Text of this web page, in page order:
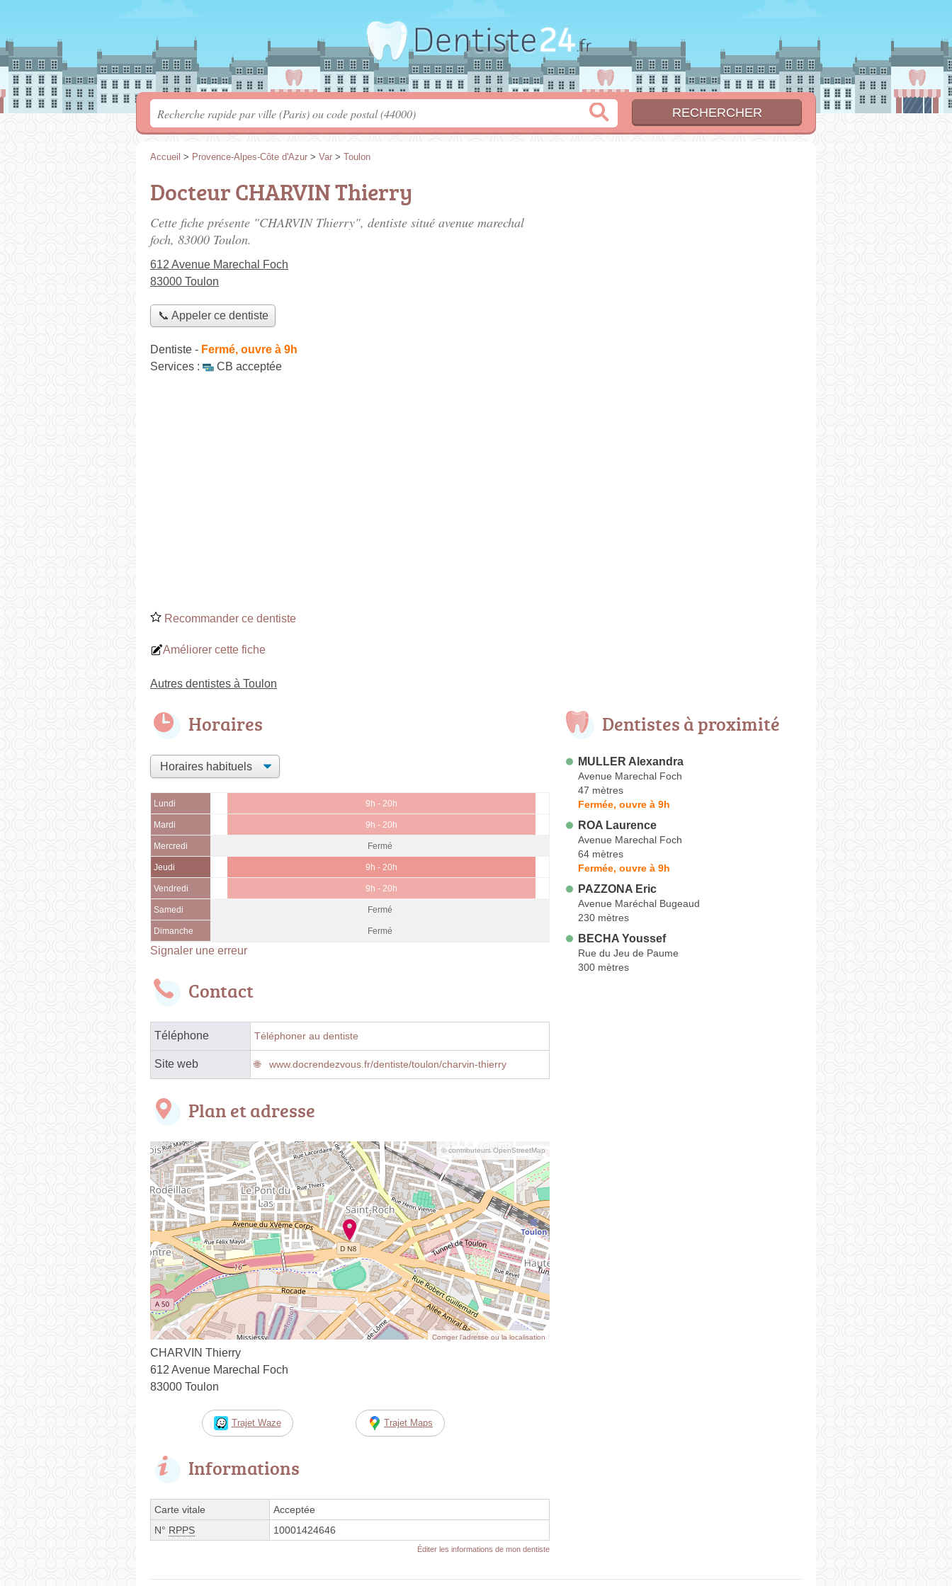
Accueil > Provence-Alpes-Côte d'Azur > Var > Toulon
Docteur CHARVIN Thierry
Cette fiche présente "CHARVIN Thierry", dentiste situé avenue marechal
foch, 83000 Toulon.
612 Avenue Marechal Foch
83000 Toulon
📞 Appeler ce dentiste
Dentiste - Fermé, ouvre à 9h
Services :
CB acceptée
Recommander ce dentiste
Améliorer cette fiche
Autres dentistes à Toulon
Horaires
Lundi 9h - 20h
Mardi 9h - 20h
Mercredi Fermé
Jeudi 9h - 20h
Vendredi 9h - 20h
Samedi Fermé
Dimanche Fermé
Signaler une erreur
Contact
Téléphone Téléphoner au dentiste
Site web www.docrendezvous.fr/dentiste/toulon/charvin-thierry
Plan et adresse
© contributeurs OpenStreetMap
Corriger l’adresse ou la localisation
CHARVIN Thierry
612 Avenue Marechal Foch
83000 Toulon
Trajet Waze Trajet Maps
Informations
Carte vitale
Acceptée
N° RPPS 10001424646
Éditer les informations de mon dentiste
Dentistes à proximité
MULLER Alexandra
Avenue Marechal Foch
47 mètres
Fermée, ouvre à 9h
ROA Laurence
Avenue Marechal Foch
64 mètres
Fermée, ouvre à 9h
PAZZONA Eric
Avenue Maréchal Bugeaud
230 mètres
BECHA Youssef
Rue du Jeu de Paume
300 mètres